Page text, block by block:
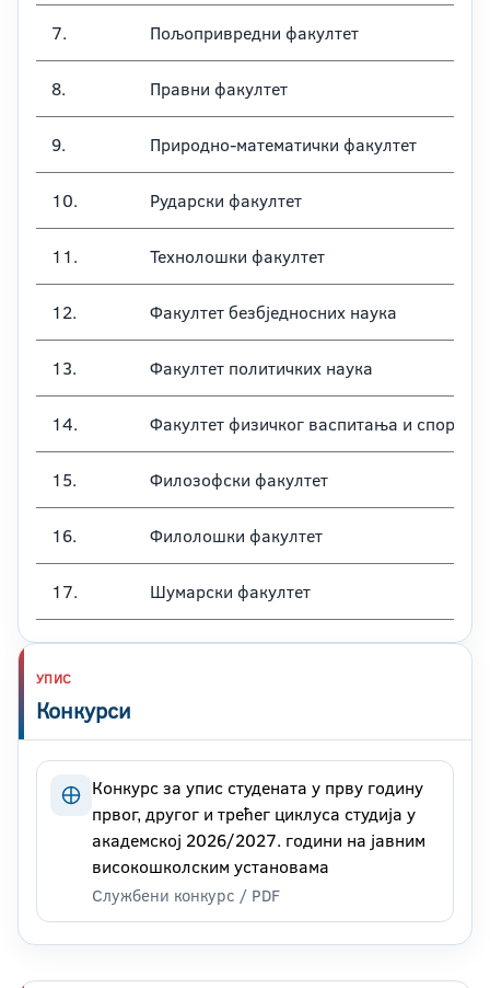
7. Пољопривредни факултет
8. Правни факултет
9. Природно-математички факултет
10. Рударски факултет
11. Технолошки факултет
12. Факултет безбједносних наука
13. Факултет политичких наука
14. Факултет физичког васпитања и спорта
15. Филозофски факултет
16. Филолошки факултет
17. Шумарски факултет
УПИС
Конкурси
Конкурс за упис студената у прву годину
првог, другог и трећег циклуса студија у
академској 2026/2027. години на јавним
високошколским установама
Службени конкурс / PDF